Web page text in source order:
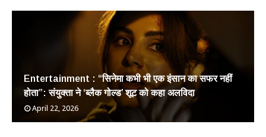
Entertainment : ​“सिनेमा कभी भी एक इंसान का सफर नहीं
होता”: संयुक्ता ने ‘ब्लैक गोल्ड’ शूट को कहा अलविदा
April 22, 2026